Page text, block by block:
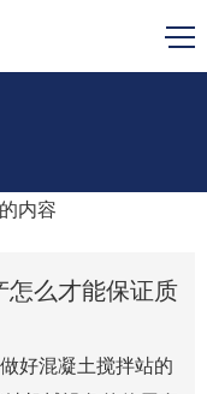
内容
怎么才能保证质
好混凝土搅拌站的